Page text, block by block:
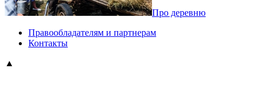
Про деревню
Правообладателям и партнерам
Контакты
▲